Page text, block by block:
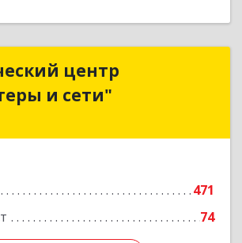
центр
и сети"
471
74
Внедренческий центр
"Компьютеры и сети"
Подробнее